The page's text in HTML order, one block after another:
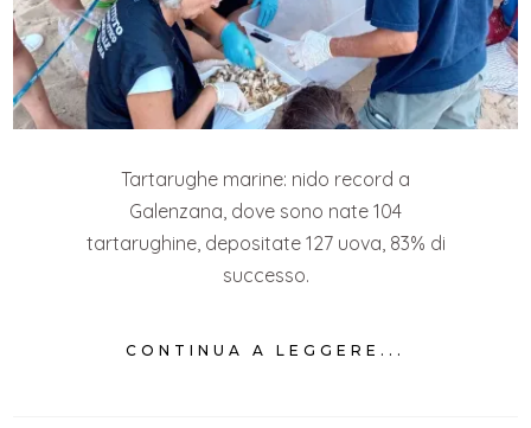
Tartarughe marine: nido record a
Galenzana, dove sono nate 104
tartarughine, depositate 127 uova, 83% di
successo.
CONTINUA A LEGGERE...